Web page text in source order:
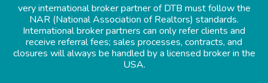
very international broker partner of DTB must follow the
NAR (National Association of Realtors) standards.
International broker partners can only refer clients and
receive referral fees; sales processes, contracts, and
closures will always be handled by a licensed broker in the
USA.